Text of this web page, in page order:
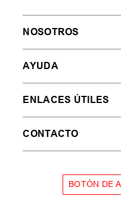
NOSOTROS
AYUDA
ENLACES ÚTILES
CONTACTO
BOTÓN DE